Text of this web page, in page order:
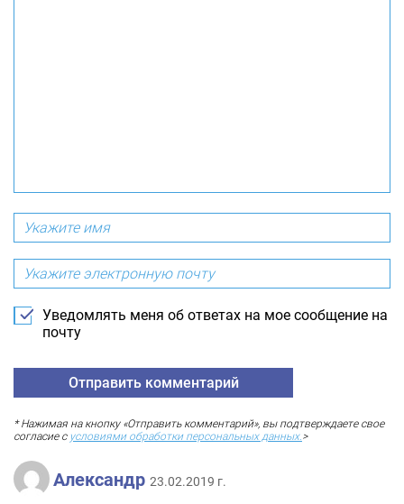
Уведомлять меня об ответах на мое сообщение на
почту
* Нажимая на кнопку «Отправить комментарий», вы подтверждаете свое
согласие с условиями обработки персональных данных.>
Александр 23.02.2019 г.